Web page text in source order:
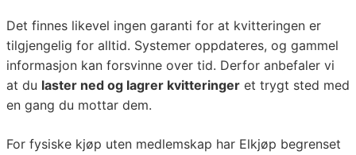
Det finnes likevel ingen garanti for at kvitteringen er
tilgjengelig for alltid. Systemer oppdateres, og gammel
informasjon kan forsvinne over tid. Derfor anbefaler vi
at du laster ned og lagrer kvitteringer et trygt sted med
en gang du mottar dem.
For fysiske kjøp uten medlemskap har Elkjøp begrenset